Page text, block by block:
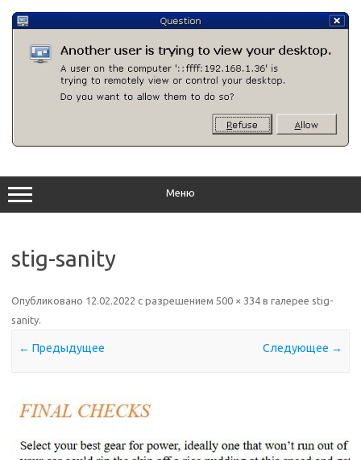
содержимому
Меню
stig-sanity
Опубликовано 12.02.2022 с разрешением 500 × 334 в галерее stig-
sanity.
← Предыдущее Следующее →